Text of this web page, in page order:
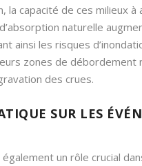
la capacité de ces milieux
naturelle
ainsi les risques
zones de débordement
des crues.
SUR LES
un rôle crucial